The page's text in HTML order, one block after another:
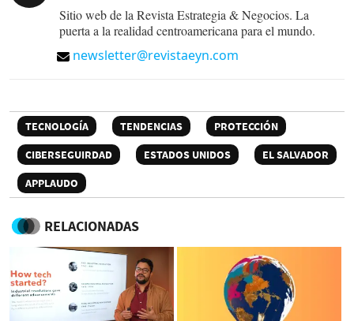
Sitio web de la Revista Estrategia & Negocios. La
puerta a la realidad centroamericana para el mundo.
newsletter@revistaeyn.com
TECNOLOGÍA TENDENCIAS
PROTECCIÓN
CIBERSEGUIRDAD
ESTADOS UNIDOS
EL SALVADOR
APPLAUDO
RELACIONADAS